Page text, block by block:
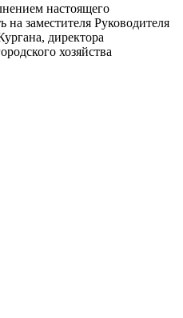
настоящего
на заместителя Руководителя
, директора
хозяйства